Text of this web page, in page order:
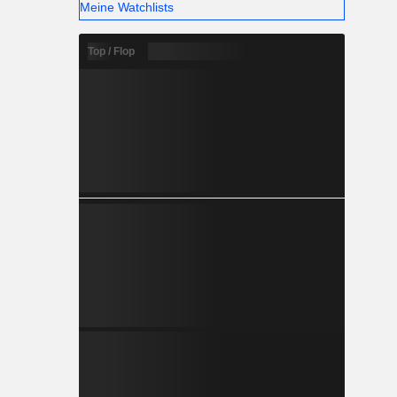
Meine Watchlists
Top / Flop